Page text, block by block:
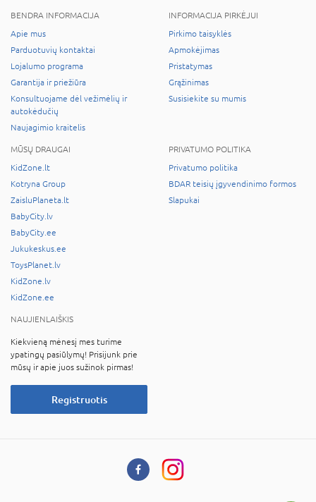
BENDRA INFORMACIJA
Apie mus
Parduotuvių kontaktai
Lojalumo programa
Garantija ir priežiūra
Konsultuojame dėl vežimėlių ir
autokėdučių
Naujagimio kraitelis
INFORMACIJA PIRKĖJUI
Pirkimo taisyklės
Apmokėjimas
Pristatymas
Grąžinimas
Susisiekite su mumis
MŪSŲ DRAUGAI
KidZone.lt
Kotryna Group
ZaisluPlaneta.lt
BabyCity.lv
BabyCity.ee
Jukukeskus.ee
ToysPlanet.lv
KidZone.lv
KidZone.ee
PRIVATUMO POLITIKA
Privatumo politika
BDAR teisių įgyvendinimo formos
Slapukai
NAUJIENLAIŠKIS
Kiekvieną mėnesį mes turime
ypatingų pasiūlymų! Prisijunk prie
mūsų ir apie juos sužinok pirmas!
Registruotis